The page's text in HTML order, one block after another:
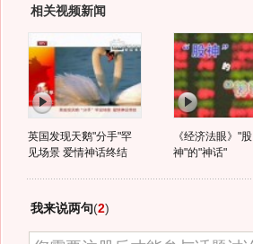
相关视频新闻
英国发现天鹅"分手"罕
见场景 爱情神话终结
《经济法眼》"股
神"的"神话"
我来说两句(2)